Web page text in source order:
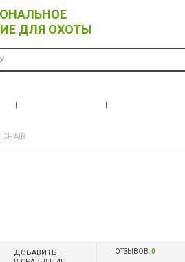
ДЛЯ ОХОТЫ
ДОБАВИТЬ
ОТЗЫВОВ:0